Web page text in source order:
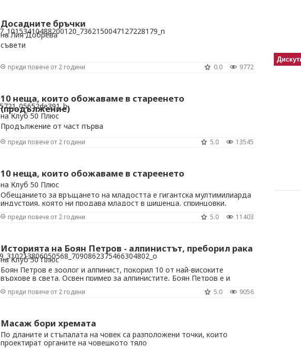
Досадните бръчки
на Лия Добрева
съвети
преди повече от 2 години 9772
0.0
10 неща, които обожаваме в стареенето
(продължение)
на Клуб 50 Плюс
Продължение от част първа
преди повече от 2 години 13545
5.0
10 неща, които обожаваме в стареенето
на Клуб 50 Плюс
Обещанието за връщането на младостта е гигантска мултимилиарда
индустрия, която ни продава младост в шишенца, спринцовки,
преди повече от 2 години 11403
5.0
Историята на Боян Петров - алпинистът, преборил рака
на Клуб 50 Плюс
Боян Петров е зоолог и алпинист, покорил 10 от най-високите
върхове в света. Освен пример за алпинистите, Боян Петров е и
преди повече от 2 години 9056
5.0
Масаж бори хремата
По дланите и стъпалата на човек са разположени точки, които
проектират органите на човешкото тяло